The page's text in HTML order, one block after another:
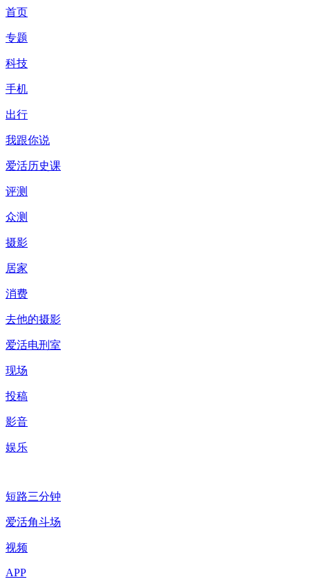
首页
专题
科技
手机
出行
我跟你说
爱活历史课
评测
众测
摄影
居家
消费
去他的摄影
爱活电刑室
现场
投稿
影音
娱乐
短路三分钟
爱活角斗场
视频
APP